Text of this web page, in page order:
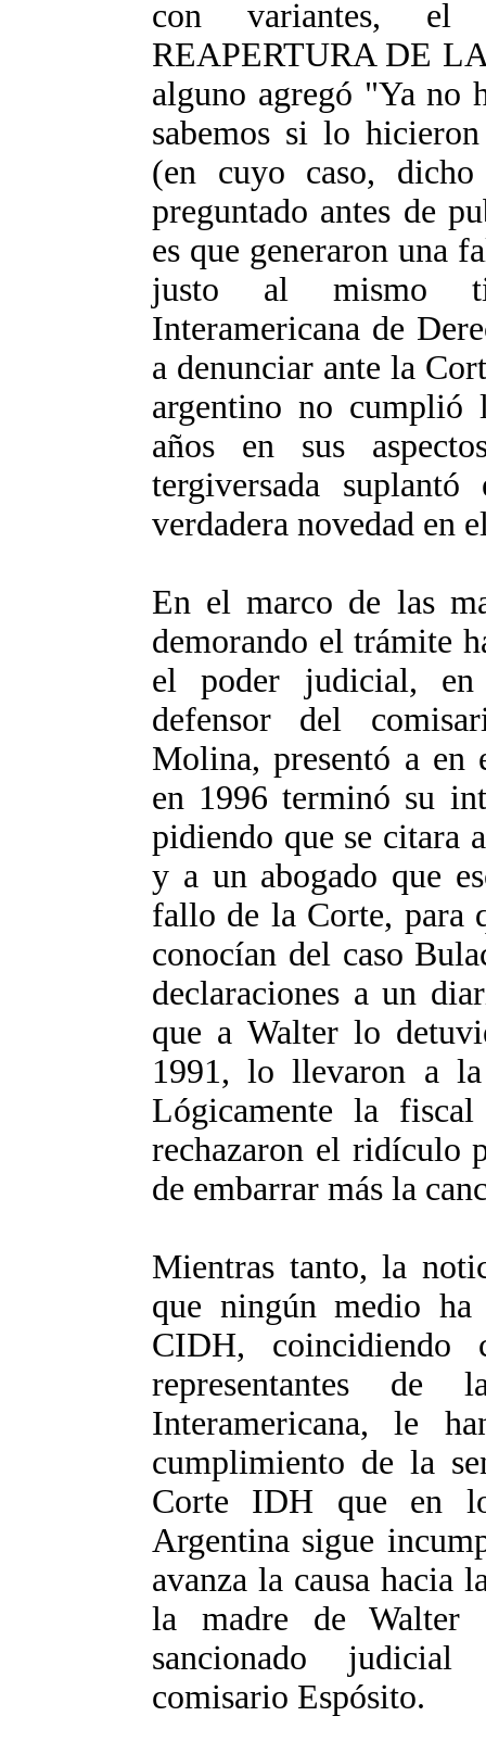
con variantes,
REAPERTURA DE
alguno agregó "Ya no
sabemos si lo
(en cuyo caso,
preguntado antes de
es que generaron una
justo al mismo
Interamericana de
a denunciar ante la
argentino no cumplió
años en sus
tergiversada
verdadera novedad en
En el marco de las
demorando el trámite
el poder judicial,
defensor del
Molina, presentó a en
en 1996 terminó su
pidiendo que se citara
y a un abogado que
fallo de la Corte, para
conocían del caso
declaraciones a un
que a Walter lo
1991, lo llevaron a
Lógicamente la
rechazaron el ridículo
de embarrar más la
Mientras tanto, la
que ningún medio
CIDH,
representantes
Interamericana, le
cumplimiento de la
Corte IDH que en
Argentina sigue
avanza la causa hacia
la madre de Walter
sancionado
comisario Espósito.